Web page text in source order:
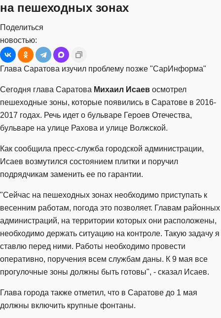
на пешеходных зонах
Поделиться
новостью:
Глава Саратова изучил проблему позже "СарИнформа"
Сегодня глава Саратова Михаил Исаев осмотрел
пешеходные зоны, которые появились в Саратове в 2016-
2017 годах. Речь идет о бульваре Героев Отечества,
бульваре на улице Рахова и улице Волжской.
Как сообщила пресс-служба городской администрации,
Исаев возмутился состоянием плитки и поручил
подрядчикам заменить ее по гарантии.
"Сейчас на пешеходных зонах необходимо приступать к
весенним работам, погода это позволяет. Главам районных
администраций, на территории которых они расположены,
необходимо держать ситуацию на контроле. Такую задачу я
ставлю перед ними. Работы необходимо провести
оперативно, поручения всем службам даны. К 9 мая все
прогулочные зоны должны быть готовы", - сказал Исаев.
Глава города также отметил, что в Саратове до 1 мая
должны включить крупные фонтаны.